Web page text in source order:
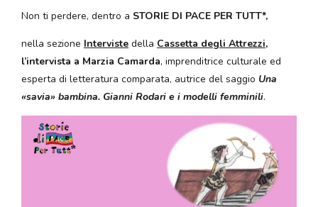
Non ti perdere, dentro a STORIE DI PACE PER TUTT*,
nella sezione Interviste della Cassetta degli Attrezzi,
l’intervista a Marzia Camarda, imprenditrice culturale ed
esperta di letteratura comparata, autrice del saggio Una
«savia» bambina. Gianni Rodari e i modelli femminili.